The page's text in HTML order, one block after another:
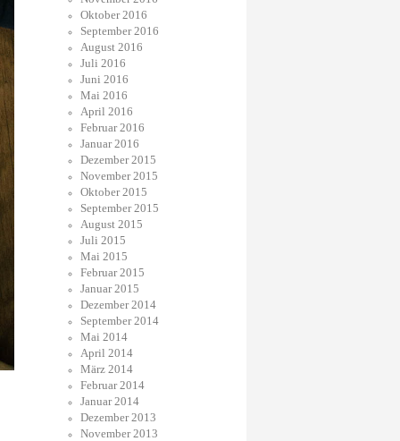
Oktober 2016
September 2016
August 2016
Juli 2016
Juni 2016
Mai 2016
April 2016
Februar 2016
Januar 2016
Dezember 2015
November 2015
Oktober 2015
September 2015
August 2015
Juli 2015
Mai 2015
Februar 2015
Januar 2015
Dezember 2014
September 2014
Mai 2014
April 2014
März 2014
Februar 2014
Januar 2014
Dezember 2013
November 2013